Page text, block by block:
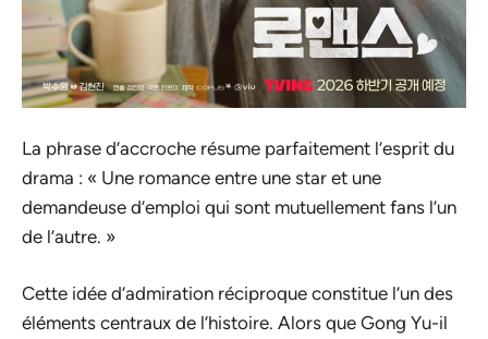
La phrase d’accroche résume parfaitement l’esprit du
drama : « Une romance entre une star et une
demandeuse d’emploi qui sont mutuellement fans l’un
de l’autre. »
Cette idée d’admiration réciproque constitue l’un des
éléments centraux de l’histoire. Alors que Gong Yu-il